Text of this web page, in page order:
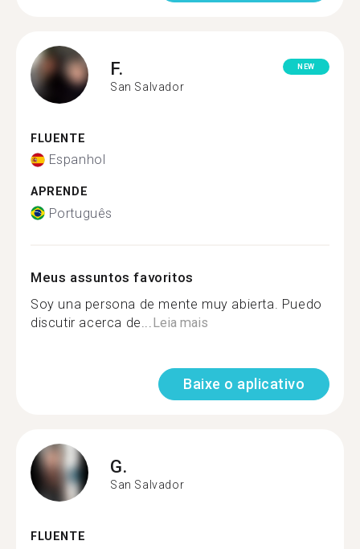
F.
San Salvador
NEW
FLUENTE
Espanhol
APRENDE
Português
Meus assuntos favoritos
Soy una persona de mente muy abierta. Puedo
discutir acerca de... Leia mais
Baixe o aplicativo
G.
San Salvador
FLUENTE